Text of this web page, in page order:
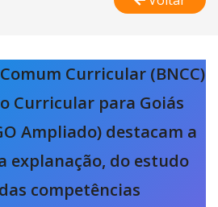
Curricular (BNCC)
Curricular para Goiás
Ampliado) destacam a
explanação, do estudo
competências